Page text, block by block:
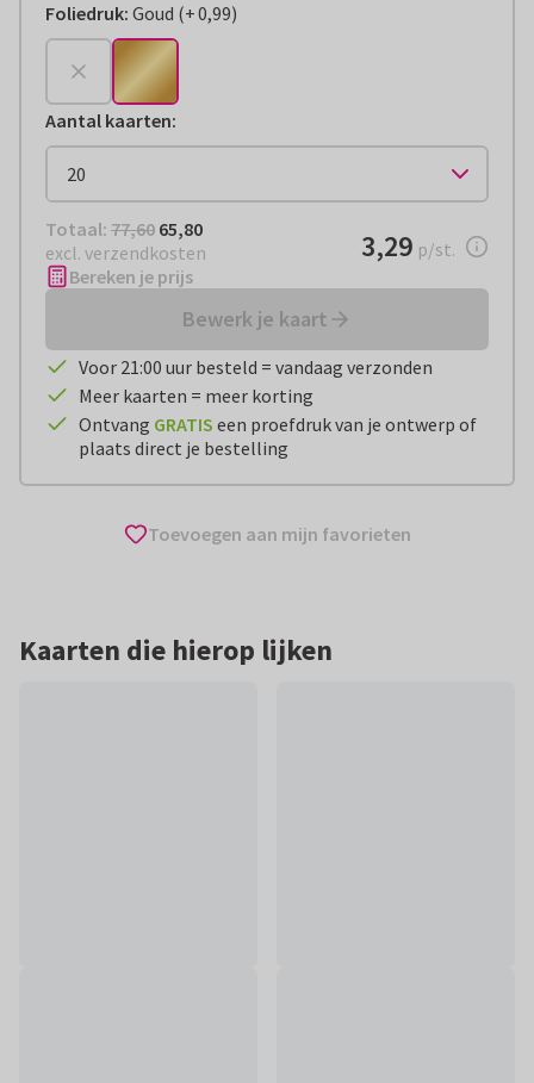
Foliedruk: Goud (
+€ 0,99
+0,99)
Aantal kaarten:
Totaal: € 65,80
Totaal: 77,60 65,80
excl. verzendkosten
€ 3,29per stuk
3,29 p/st.
Bereken je prijs
Bewerk je kaart
Voor 21:00 uur besteld = vandaag verzonden
Meer kaarten = meer korting
Ontvang GRATIS een proefdruk van je ontwerp of
plaats direct je bestelling
Toevoegen aan mijn favorieten
Kaarten die hierop lijken